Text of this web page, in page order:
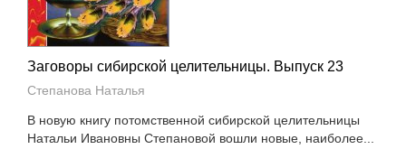
Заговоры сибирской целительницы. Выпуск 23
Степанова Наталья
В новую книгу потомственной сибирской целительницы
Натальи Ивановны Степановой вошли новые, наиболее...